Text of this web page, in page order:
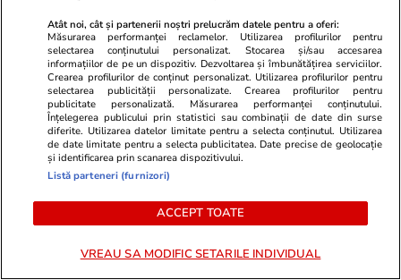
Energie gratis timp de patru
ore la prânz: apelul directorului
Electrica pentru companiile din
industrie
17:00
Dacă ne-ar da Elena o băutură
Atât noi, cât și partenerii noștri prelucrăm datele pentru a oferi:
Măsurarea performanței reclamelor. Utilizarea profilurilor pentru
selectarea conținutului personalizat. Stocarea și/sau accesarea
informațiilor de pe un dispozitiv. Dezvoltarea și îmbunătățirea serviciilor.
Crearea profilurilor de conținut personalizat. Utilizarea profilurilor pentru
selectarea publicității personalizate. Crearea profilurilor pentru
publicitate personalizată. Măsurarea performanței conținutului.
Înțelegerea publicului prin statistici sau combinații de date din surse
diferite. Utilizarea datelor limitate pentru a selecta conținutul. Utilizarea
de date limitate pentru a selecta publicitatea. Date precise de geolocație
și identificarea prin scanarea dispozitivului.
Listă parteneri (furnizori)
ACCEPT TOATE
VREAU SA MODIFIC SETARILE INDIVIDUAL